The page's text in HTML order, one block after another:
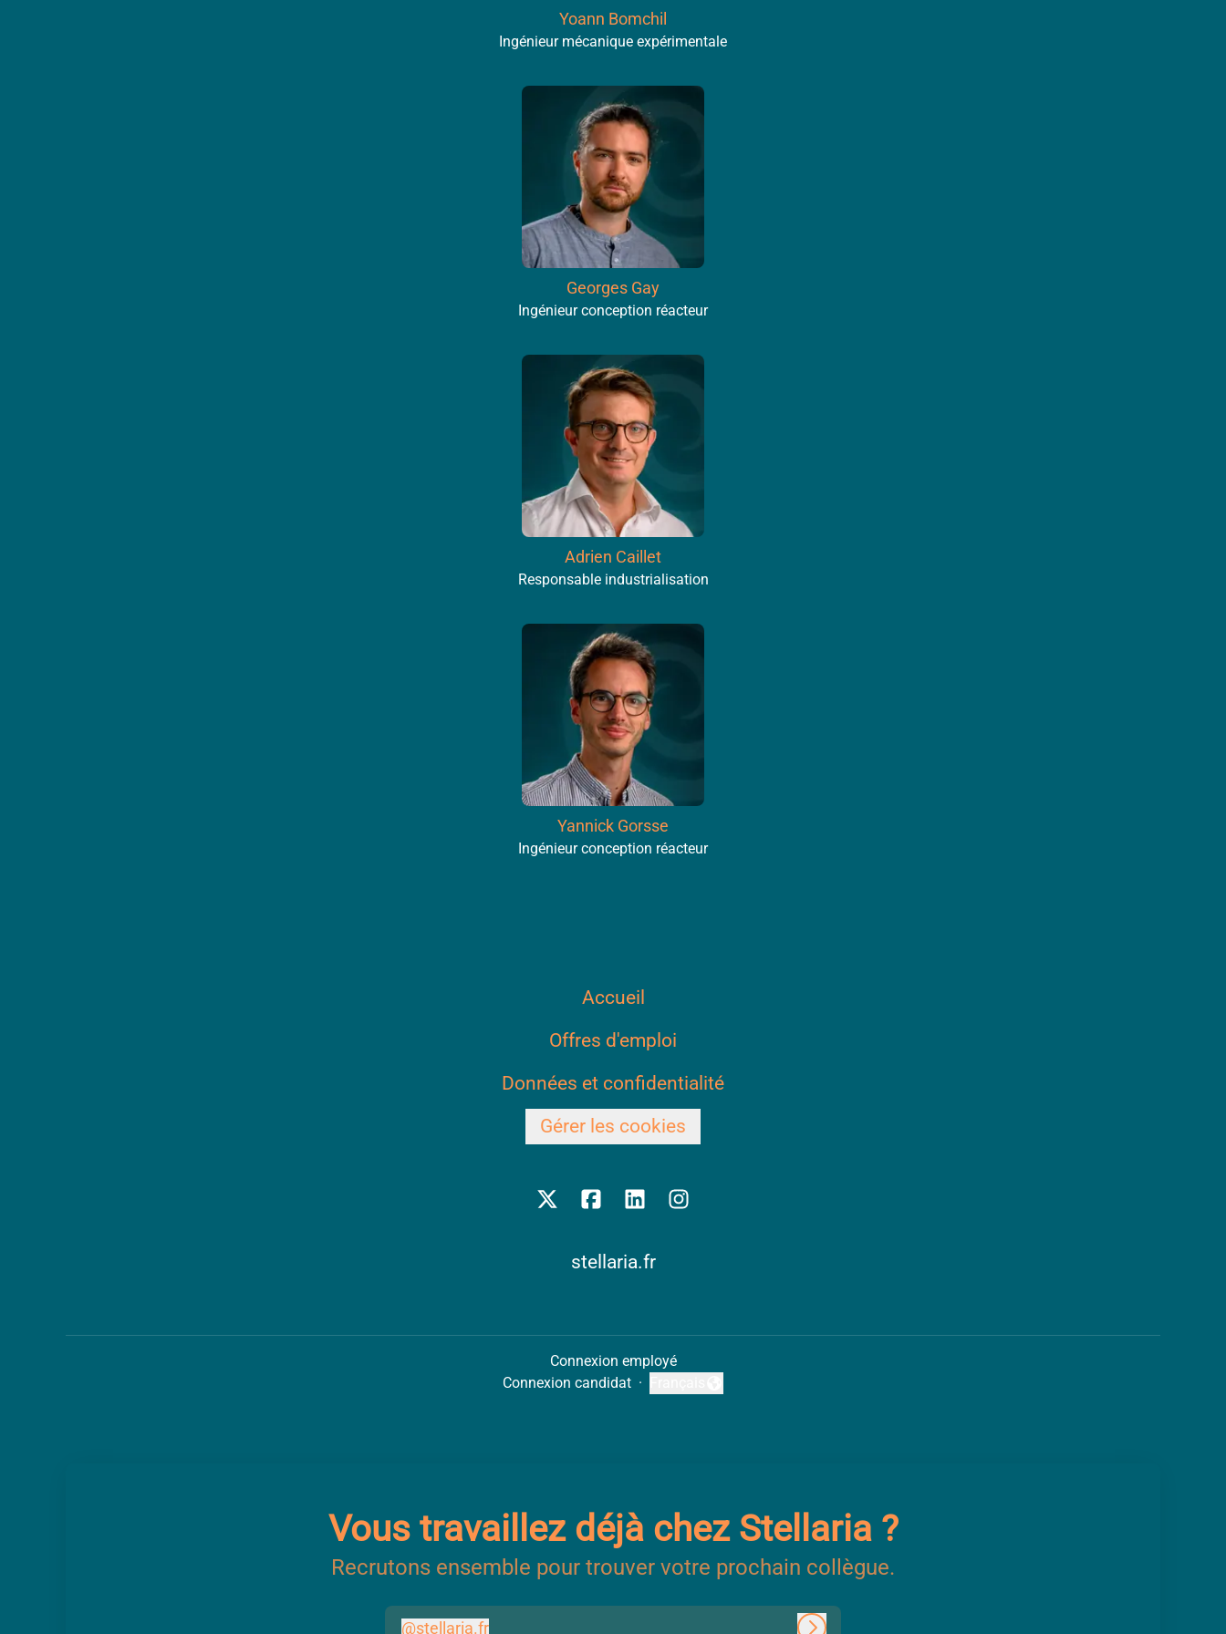
Yoann Bomchil
Ingénieur mécanique expérimentale
Georges Gay
Ingénieur conception réacteur
Adrien Caillet
Responsable industrialisation
Yannick Gorsse
Ingénieur conception réacteur
Accueil
Offres d'emploi
Données et confidentialité
Gérer les cookies
stellaria.fr
Connexion employé
Connexion candidat ·
Changer la langue
Vous travaillez déjà chez Stellaria ?
Recrutons ensemble pour trouver votre prochain collègue.
@stellaria.fr